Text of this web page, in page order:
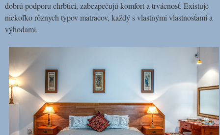
dobrú podporu chrbtici, zabezpečujú komfort a trvácnosť. Existuje
niekoľko rôznych typov matracov, každý s vlastnými vlastnosťami a
výhodami.